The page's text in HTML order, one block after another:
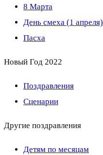
8 Марта
День смеха (1 апреля)
Пасха
Новый Год 2022
Поздравления
Сценарии
Другие поздравления
Детям по месяцам